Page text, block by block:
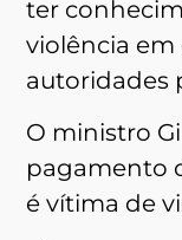
ter
violência
autoridades
O ministro
pagamento
é vítima de